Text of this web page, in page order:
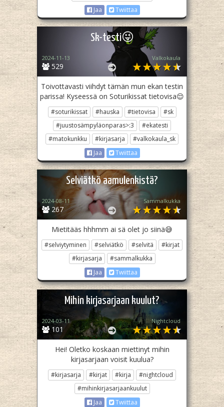
Jaa
Twiittaa
Sk-testi😜
529
2024-11-13 Valkokaula
Toivottavasti viihdyt tämän mun ekan testin
parissa! Kyseessä on Soturikissat tietovisa😌
#soturikissat #hauska #tietovisa
#sk
#juustosämpyläonparas>:3
#ekatesti
#matokunkku
#kirjasarja
#valkokaula_sk
Jaa
Twiittaa
Selviätkö aamulenkistä?
267
2024-08-11 Sammalkukka
Mietitääs hhhmm ai sä olet jo siinä😅
#selviytyminen #selviätkö #selvitä
#kirjat
#kirjasarja
#sammalkukka
Jaa
Twiittaa
Mihin kirjasarjaan kuulut?
101
2024-03-11 Nightcloud
Hei! Oletko koskaan miettinyt mihin
kirjasarjaan voisit kuulua?
#kirjasarja #kirjat #kirja
#nightcloud
#mihinkirjasarjaankuulut
Jaa
Twiittaa